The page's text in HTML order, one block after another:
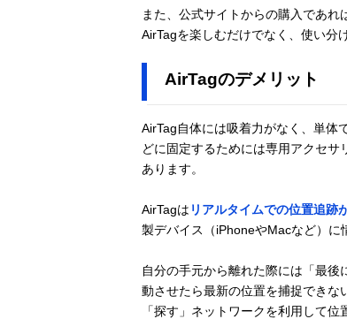
また、公式サイトからの購入であ
AirTagを楽しむだけでなく、使い分
AirTagのデメリット
AirTag自体には吸着力がなく、単体
どに固定するためには専用アクセ
あります。
AirTagは リアルタイムでの位置追跡
製デバイス（iPhoneやMacなど）に
自分の手元から離れた際には「最
動させたら最新の位置を捕捉できな
「探す」ネットワークを利用して位